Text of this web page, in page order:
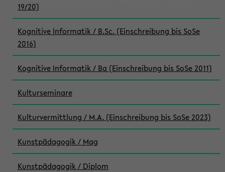
19/20)
Kognitive Informatik / B.Sc. (Einschreibung bis SoSe
2016)
Kognitive Informatik / Ba (Einschreibung bis SoSe 2011)
Kulturseminare
Kulturvermittlung / M.A. (Einschreibung bis SoSe 2023)
Kunstpädagogik / Mag
Kunstpädagogik / Diplom